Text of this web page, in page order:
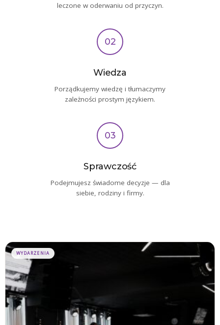
leczone w oderwaniu od przyczyn.
02
Wiedza
Porządkujemy wiedzę i tłumaczymy
zależności prostym językiem.
03
Sprawczość
Podejmujesz świadome decyzje — dla
siebie, rodziny i firmy.
WYDARZENIA
20